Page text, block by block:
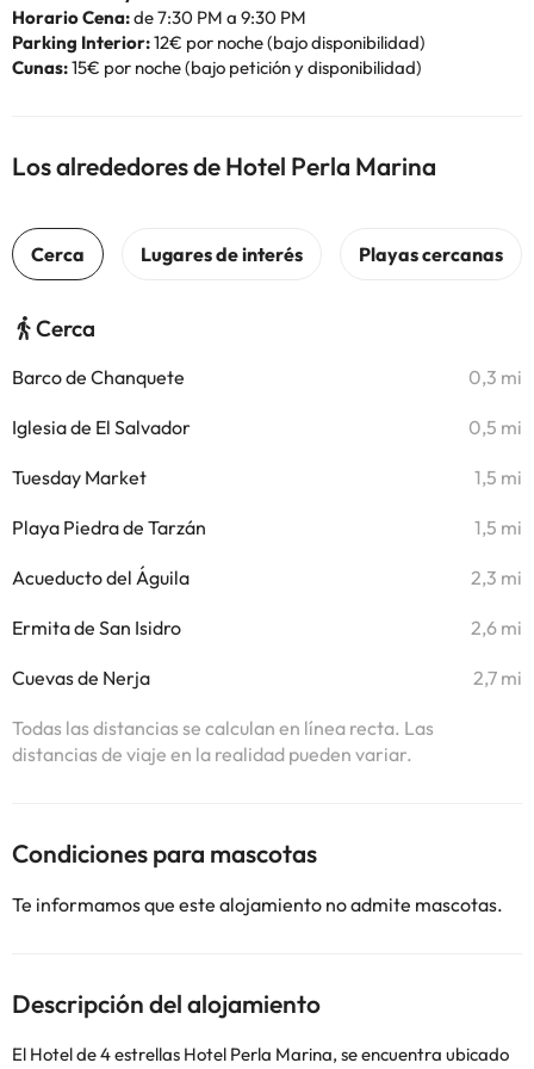
Horario Cena:de 7:30 PM a 9:30 PM
Parking Interior:12€ por noche (bajo disponibilidad)
Cunas:15€ por noche (bajo petición y disponibilidad)
Los alrededores de Hotel Perla Marina
Cerca
Barco de Chanquete 0,3 mi
Iglesia de El Salvador 0,5 mi
Tuesday Market 1,5 mi
Playa Piedra de Tarzán 1,5 mi
Acueducto del Águila 2,3 mi
Ermita de San Isidro 2,6 mi
Cuevas de Nerja 2,7 mi
Todas las distancias se calculan en línea recta. Las
distancias de viaje en la realidad pueden variar.
Condiciones para mascotas
Te informamos que este alojamiento no admite mascotas.
Descripción del alojamiento
El Hotel de 4 estrellas Hotel Perla Marina, se encuentra ubicado